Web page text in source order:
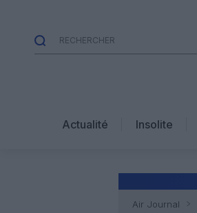
Actualité Insolite
Air Journal